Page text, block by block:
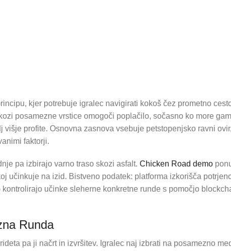
kjer potrebuje igralec navigirati kokoš čez prometno
posamezne vrstice omogoči poplačilo, sočasno ko more
profite. Osnovna zasnova vsebuje petstopenjsko ravni ovir,
faktorji.
pa izbirajo varno traso skozi asfalt. Chicken Road demo
učinkuje na izid. Bistveno podatek: platforma izkorišča
učinke sleherne konkretne runde s pomočjo
Runda
pa ji načrt in izvršitev. Igralec naj izbrati na posamezno